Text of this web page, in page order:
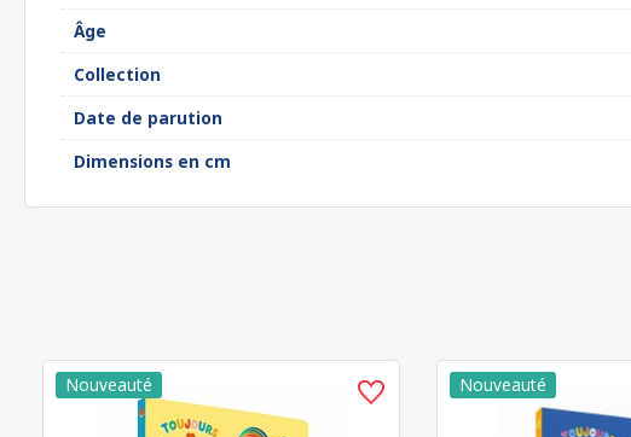
Âge
Collection
Date de parution
Dimensions en cm